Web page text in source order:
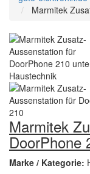
Marmitek
Marmitek
DoorPhone
Marke / Kategorie: